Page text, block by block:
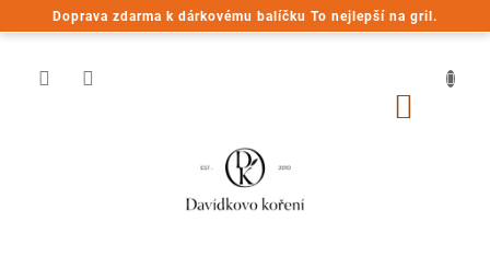
Doprava zdarma k dárkovému balíčku To nejlepší na gril.
na